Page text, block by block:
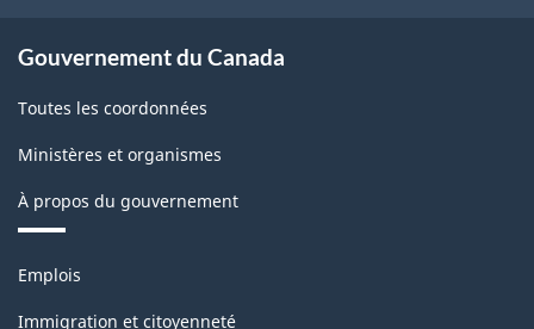
Gouvernement du Canada
Toutes les coordonnées
Ministères et organismes
À propos du gouvernement
Thèmes
sujets
Emplois
Immigration et citoyenneté